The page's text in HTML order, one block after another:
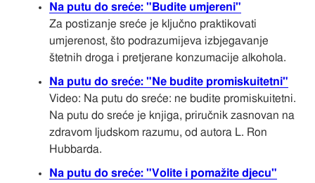
Na putu do sreće: "Budite umjereni"
Za postizanje sreće je ključno praktikovati
umjerenost, što podrazumijeva izbjegavanje
štetnih droga i pretjerane konzumacije alkohola.
Na putu do sreće: "Ne budite promiskuitetni"
Video: Na putu do sreće: ne budite promiskuitetni.
Na putu do sreće je knjiga, priručnik zasnovan na
zdravom ljudskom razumu, od autora L. Ron
Hubbarda.
Na putu do sreće: "Volite i pomažite djecu"